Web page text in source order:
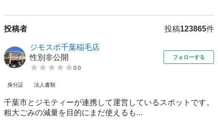
投稿者 投稿123865件
ジモスポ千葉稲毛店
性別非公開
0.0
フォローする
身分証 法人書類
千葉市とジモティーが連携して運営しているスポットです。
粗⼤ごみの減量を⽬的にまだ使えるも...